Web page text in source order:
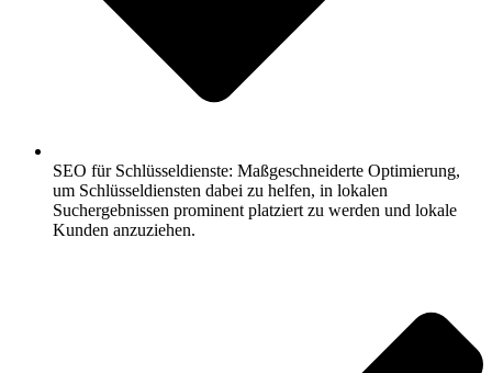
SEO für Schlüsseldienste: Maßgeschneiderte Optimierung,
um Schlüsseldiensten dabei zu helfen, in lokalen
Suchergebnissen prominent platziert zu werden und lokale
Kunden anzuziehen.